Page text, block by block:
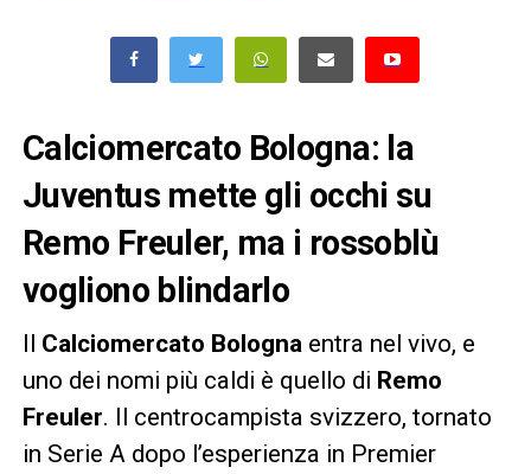
Calciomercato Bologna: la
Juventus mette gli occhi su
Remo Freuler, ma i rossoblù
vogliono blindarlo
Il Calciomercato Bologna entra nel vivo, e
uno dei nomi più caldi è quello di Remo
Freuler. Il centrocampista svizzero, tornato
in Serie A dopo l’esperienza in Premier